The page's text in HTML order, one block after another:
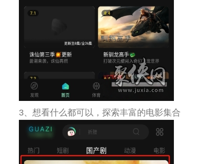
3、想看什么都可以，探索丰富的电影集合